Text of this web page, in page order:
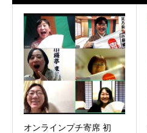
オンラインプチ寄席 初